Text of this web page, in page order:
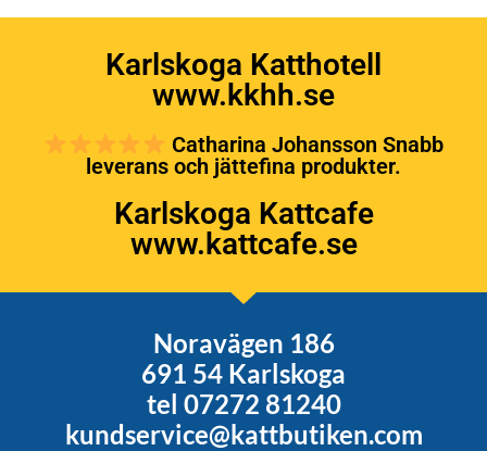
Karlskoga Katthotell
www.kkhh.se
Catharina Johansson Snabb
leverans och jättefina produkter.
Karlskoga Kattcafe
www.kattcafe.se
Noravägen 186
691 54 Karlskoga
tel 07272 81240
kundservice@kattbutiken.com